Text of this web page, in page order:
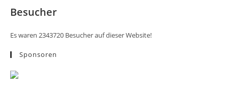
Besucher
Es waren 2343720 Besucher auf dieser Website!
Sponsoren